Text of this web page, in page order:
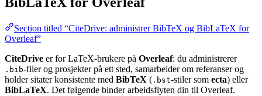
Section titled “CiteDrive: administrer BibTeX og BibLaTeX for
Overleaf”
CiteDrive er for LaTeX-brukere på Overleaf: du administrerer
.bib-filer og prosjekter på ett sted, samarbeider om referanser og
holder sitater konsistente med BibTeX ( .bst-stiler som ecta) eller
BibLaTeX. Det følgende binder arbeidsflyten din til Overleaf.